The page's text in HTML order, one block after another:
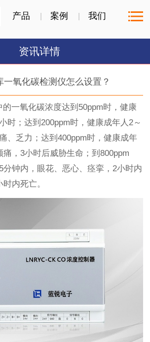
产品 案例 我们
资讯详情
一氧化碳检测仪怎么设置？
一氧化碳浓度达到50ppm时，健康
时；达到200ppm时，健康成年人2～
、乏力；达到400ppm时，健康成年
痛，3小时后威胁生命；到800ppm
分钟内，眼花、恶心、痉挛，2小时内
内死亡。